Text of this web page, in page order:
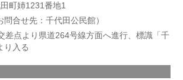
町姉1231番地1
合せ先：千代田公民館）
差点より県道264号線方面へ進行、標識「千
り入る